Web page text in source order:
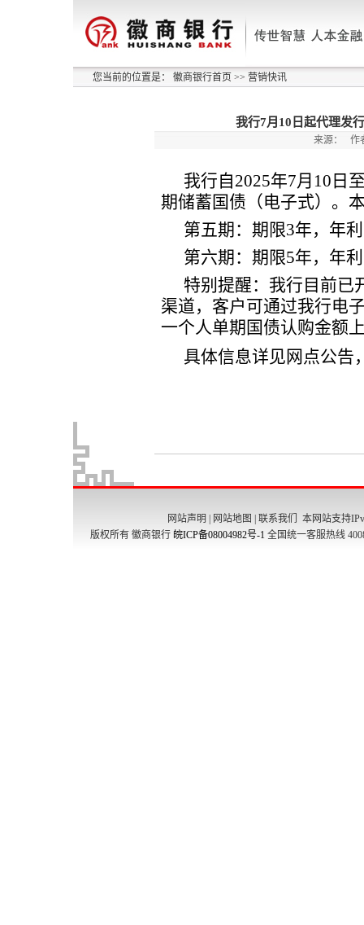
您当前的位置是： 徽商银行首页 >> 营销快讯
我行7月10日起代理发
来源： 作
网站声明 网站地图 联系我们
本网站支持
版权所有 徽商银行 皖ICP备08004982号-1 全国统一客服热线